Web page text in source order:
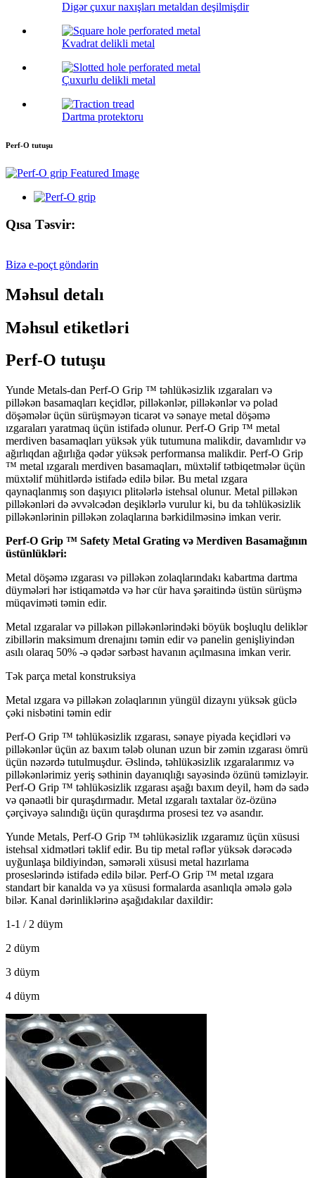
Digər çuxur naxışları metaldan deşilmişdir
Kvadrat delikli metal
Çuxurlu delikli metal
Dartma protektoru
Perf-O tutuşu
Qısa Təsvir:
Bizə e-poçt göndərin
Məhsul detalı
Məhsul etiketləri
Perf-O tutuşu
Yunde Metals-dan Perf-O Grip ™ təhlükəsizlik ızgaraları və
pilləkən basamaqları keçidlər, pilləkənlər, pilləkənlər və polad
döşəmələr üçün sürüşməyən ticarət və sənaye metal döşəmə
ızgaraları yaratmaq üçün istifadə olunur. Perf-O Grip ™ metal
merdiven basamaqları yüksək yük tutumuna malikdir, davamlıdır və
ağırlıqdan ağırlığa qədər yüksək performansa malikdir. Perf-O Grip
™ metal ızgaralı merdiven basamaqları, müxtəlif tətbiqetmələr üçün
müxtəlif mühitlərdə istifadə edilə bilər. Bu metal ızgara
qaynaqlanmış son daşıyıcı plitələrlə istehsal olunur. Metal pilləkən
pilləkənləri də əvvəlcədən deşiklərlə vurulur ki, bu da təhlükəsizlik
pilləkənlərinin pilləkən zolaqlarına bərkidilməsinə imkan verir.
Perf-O Grip ™ Safety Metal Grating və Merdiven Basamağının
üstünlükləri:
Metal döşəmə ızgarası və pilləkən zolaqlarındakı kabartma dartma
düymələri hər istiqamətdə və hər cür hava şəraitində üstün sürüşmə
müqaviməti təmin edir.
Metal ızgaralar və pilləkən pilləkənlərindəki böyük boşluqlu deliklər
zibillərin maksimum drenajını təmin edir və panelin genişliyindən
asılı olaraq 50% -ə qədər sərbəst havanın açılmasına imkan verir.
Tək parça metal konstruksiya
Metal ızgara və pilləkən zolaqlarının yüngül dizaynı yüksək güclə
çəki nisbətini təmin edir
Perf-O Grip ™ təhlükəsizlik ızgarası, sənaye piyada keçidləri və
pilləkənlər üçün az baxım tələb olunan uzun bir zəmin ızgarası ömrü
üçün nəzərdə tutulmuşdur. Əslində, təhlükəsizlik ızgaralarımız və
pilləkənlərimiz yeriş səthinin dayanıqlığı sayəsində özünü təmizləyir.
Perf-O Grip ™ təhlükəsizlik ızgarası aşağı baxım deyil, həm də sadə
və qənaətli bir quraşdırmadır. Metal ızgaralı taxtalar öz-özünə
çərçivəyə salındığı üçün quraşdırma prosesi tez və asandır.
Yunde Metals, Perf-O Grip ™ təhlükəsizlik ızgaramız üçün xüsusi
istehsal xidmətləri təklif edir. Bu tip metal rəflər yüksək dərəcədə
uyğunlaşa bildiyindən, səmərəli xüsusi metal hazırlama
proseslərində istifadə edilə bilər. Perf-O Grip ™ metal ızgara
standart bir kanalda və ya xüsusi formalarda asanlıqla əmələ gələ
bilər. Kanal dərinliklərinə aşağıdakılar daxildir:
1-1 / 2 düym
2 düym
3 düym
4 düym